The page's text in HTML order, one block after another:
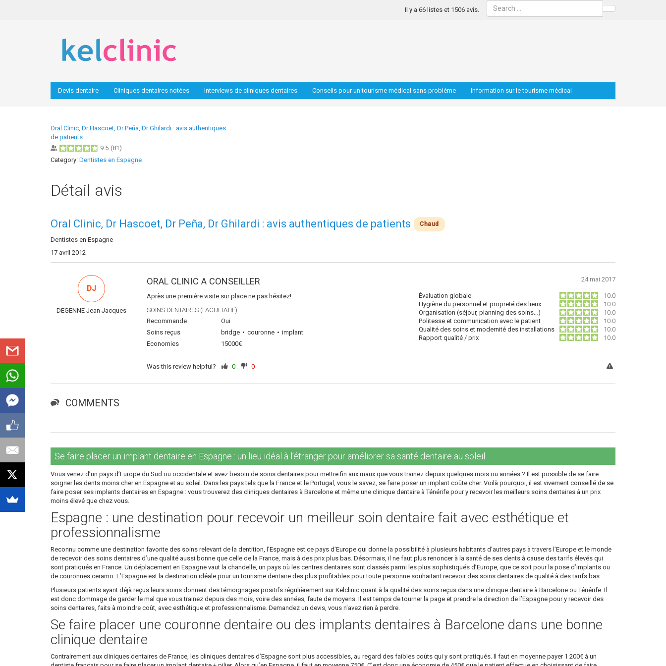
Search
Il y a 66 listes et 1506 avis.
Devis dentaire Cliniques dentaires notées Interviews de cliniques dentaires Conseils pour un tourisme médical sans problème Information sur le tourisme médical
Oral Clinic, Dr Hascoet, Dr Peña, Dr Ghilardi : avis authentiques
de patients
9.5 (81 )
Category: Dentistes en Espagne
Détail avis
Oral Clinic, Dr Hascoet, Dr Peña, Dr Ghilardi : avis authentiques de patients Chaud
Dentistes en Espagne
17 avril 2012
ORAL CLINIC A CONSEILLER 24 mai 2017
Évaluation globale
10.0
Hygiène du personnel et propreté des lieux
10.0
Organisation (séjour, planning des soins…)
10.0
Politesse et communication avec le patient
10.0
Qualité des soins et modernité des installations
10.0
Rapport qualité / prix
10.0
Après une première visite sur place ne pas hésitez!
SOINS DENTAIRES (FACULTATIF)
Recommande
Oui
Soins reçus
bridge couronne
implant
Economies
15000€
DJ
DEGENNE Jean Jacques
Was this review helpful? 0 0
COMMENTS
Se faire placer un implant dentaire en Espagne : un lieu idéal à l’étranger pour améliorer sa santé dentaire au soleil
Vous venez d’un pays d’Europe du Sud ou occidentale et avez besoin de soins dentaires pour mettre fin aux maux que vous trainez depuis quelques mois ou années ? Il est possible de se faire
soigner les dents moins cher en Espagne et au soleil. Dans les pays tels que la France et le Portugal, vous le savez, se faire poser un implant coûte cher. Voilà pourquoi, il est vivement conseillé de se
faire poser ses implants dentaires en Espagne : vous trouverez des cliniques dentaires à Barcelone et même une clinique dentaire à Ténérife pour y recevoir les meilleurs soins dentaires à un prix
moins élevé que chez vous.
Espagne : une destination pour recevoir un meilleur soin dentaire fait avec esthétique et
professionnalisme
Reconnu comme une destination favorite des soins relevant de la dentition, l’Espagne est ce pays d’Europe qui donne la possibilité à plusieurs habitants d’autres pays à travers l’Europe et le monde
de recevoir des soins dentaires d’une qualité aussi bonne que celle de la France, mais à des prix plus bas. Désormais, il ne faut plus renoncer à la santé de ses dents à cause des tarifs élevés qui
sont pratiqués en France. Un déplacement en Espagne vaut la chandelle, un pays où les centres dentaires sont classés parmi les plus sophistiqués d’Europe, que ce soit pour la pose d’implants ou
de couronnes ceramo. L’Espagne est la destination idéale pour un tourisme dentaire des plus profitables pour toute personne souhaitant recevoir des soins dentaires de qualité à des tarifs bas.
Plusieurs patients ayant déjà reçus leurs soins donnent des témoignages positifs régulièrement sur Kelclinic quant à la qualité des soins reçus dans une clinique dentaire à Barcelone ou Ténérife. Il
est donc dommage de garder le mal que vous trainez depuis des mois, voire des années, faute de moyens. Il est temps de tourner la page et prendre la direction de l’Espagne pour y recevoir des
soins dentaires, faits à moindre coût, avec esthétique et professionnalisme. Demandez un devis, vous n'avez rien à perdre.
Se faire placer une couronne dentaire ou des implants dentaires à Barcelone dans une bonne
clinique dentaire
Contrairement aux cliniques dentaires de France, les cliniques dentaires d’Espagne sont plus accessibles, au regard des faibles coûts qui y sont pratiqués. Il faut en moyenne payer 1 200€ à un